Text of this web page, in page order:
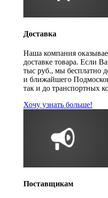
Доставка
Наша компания
доставке товара. Если
тыс руб., мы бесплатно
и ближайшего
так и до транспортных
Хочу узнать больше!
Поставщикам